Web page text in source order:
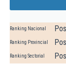
Ranking Nacional
Ranking Provincial
Ranking Sectorial